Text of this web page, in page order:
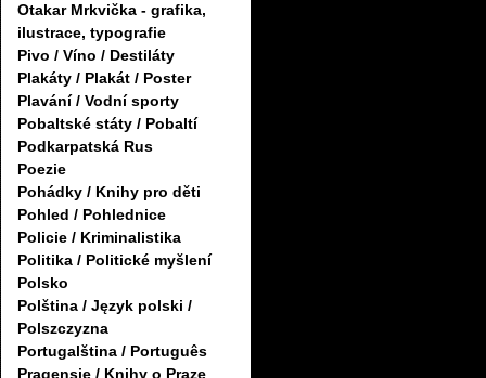
Otakar Mrkvička - grafika,
ilustrace, typografie
Pivo / Víno / Destiláty
Plakáty / Plakát / Poster
Plavání / Vodní sporty
Pobaltské státy / Pobaltí
Podkarpatská Rus
Poezie
Pohádky / Knihy pro děti
Pohled / Pohlednice
Policie / Kriminalistika
Politika / Politické myšlení
Polsko
Polština / Język polski /
Polszczyzna
Portugalština / Português
Pragensie / Knihy o Praze